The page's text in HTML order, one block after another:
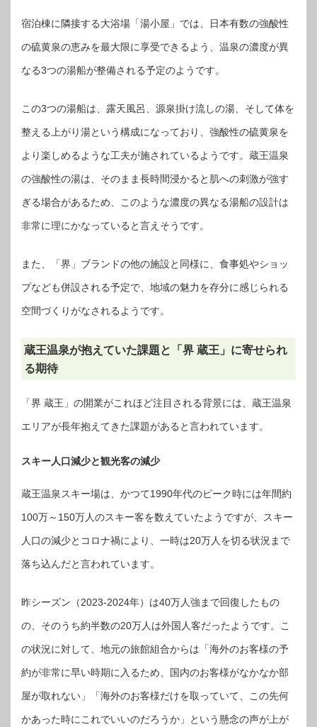
宿泊棟に隣接する大浴場「湯小屋」では、日本有数の強酸性
の硫黄泉の恵みを最大限に享受できるよう、温泉の濃度が異
なる3つの湯船が整備される予定のようです。
この3つの湯船は、露天風呂、源泉掛け流しの湯、そして体を
整える上がり湯という構成になっており、強酸性の硫黄泉を
より楽しめるような工夫が施されているようです。蔵王温泉
の強酸性の湯は、そのまま長時間浸かると肌への刺激が強す
ぎる場合があるため、このような濃度の異なる湯船の設計は
非常に理にかなっていると言えそうです。
また、「界」ブランドの他の施設と同様に、食事処やショッ
プなども併設される予定で、地域の魅力を存分に感じられる
空間づくりがなされるようです。
蔵王温泉が抱えていた課題と「界 蔵王」に寄せられ
る期待
「界 蔵王」の開業がこれほど注目される背景には、蔵王温泉
エリアが長年抱えてきた課題があると言われています。
スキー人口減少と観光客の減少
蔵王温泉スキー場は、かつて1990年代のピーク時には年間約
100万～150万人のスキー客を数えていたようですが、スキー
人口の減少とコロナ禍により、一時は20万人を切る状況まで
落ち込んだと言われています。
昨シーズン（2023-2024年）は40万人強まで回復したもの
の、そのうち約半数の20万人は外国人客だったようです。こ
の状況に対して、地元の旅館組合からは「海外のお客様の予
約が非常に早い時期に入るため、国内のお客様がなかなか部
屋が取れない」「海外のお客様だけを取っていて、この先何
かあった時にこれでいいのだろうか」という懸念の声が上が